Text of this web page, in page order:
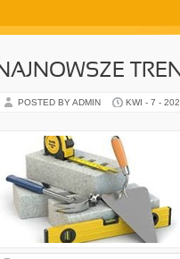
POSTED BY ADMIN KWI - 7 -